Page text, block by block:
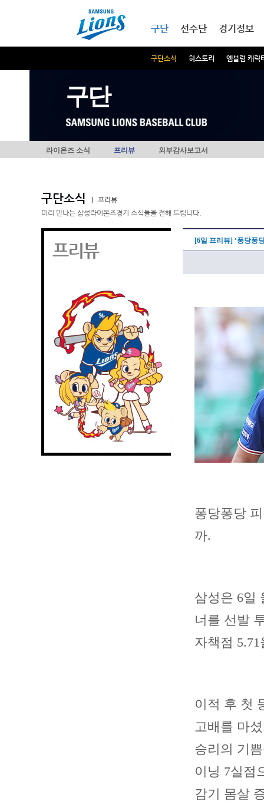
구단
구단소식 히스토리 엠블럼 캐릭
선수단 경기정보
구단
라이온즈 소식 프리뷰 외부감사보고서
구단소식
프리뷰
미리 만나는 삼성라이온즈경기 소식들을 전해 드립니다.
프리뷰 [6일 프리뷰] ‘퐁당퐁
퐁당퐁당
까.
삼성은 6일
너를 선발
자책점
이적 후 첫
고배를 마
승리의 기
이닝 7실점
감기 몸살